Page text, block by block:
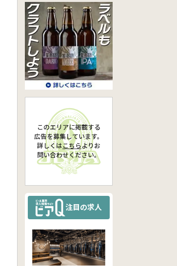
このエリアに掲載する
広告を募集しています。
詳しくは こちらより お
問い合わせください。
注目の求人